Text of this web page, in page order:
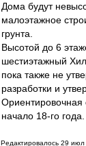
Дома будут
малоэтажное
грунта.
Высотой до 6
шестиэтажный
пока также не
разработки и
Ориентировочная
начало 18-го года.
Редактировалось 29